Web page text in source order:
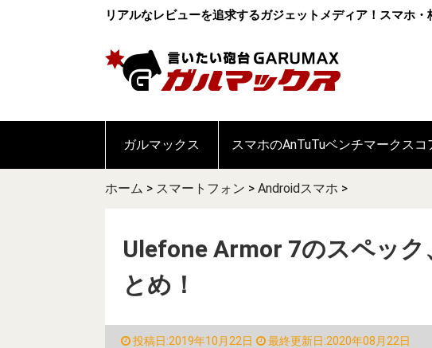
リアルなレビューを追求するガジェットメディア！スマホ
ガルマックス スマホのAnTuTuベンチマークスコ
ホーム > スマートフォン > Androidスマホ >
Ulefone Armor 7のスペック
とめ！
投稿日:2019年10月22日 最終更新日:2020年08月22日